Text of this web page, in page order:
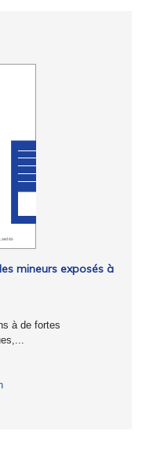
mineurs exposés à
à de fortes